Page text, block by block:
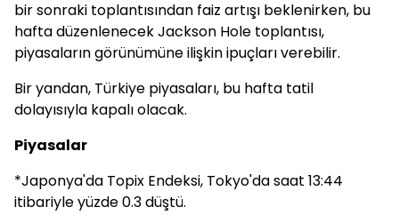
bir sonraki toplantısından faiz artışı beklenirken, bu
hafta düzenlenecek Jackson Hole toplantısı,
piyasaların görünümüne ilişkin ipuçları verebilir.
Bir yandan, Türkiye piyasaları, bu hafta tatil
dolayısıyla kapalı olacak.
Piyasalar
*Japonya'da Topix Endeksi, Tokyo'da saat 13:44
itibariyle yüzde 0.3 düştü.